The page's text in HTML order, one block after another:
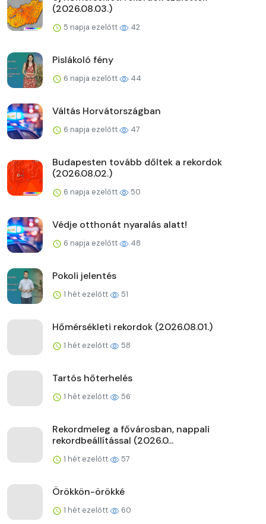
(2026.08.03.)
5 napja ezelőtt 42
Pislákoló fény
6 napja ezelőtt 44
Váltás Horvátországban
6 napja ezelőtt 47
Budapesten tovább dőltek a rekordok
(2026.08.02.)
6 napja ezelőtt 50
Védje otthonát nyaralás alatt!
6 napja ezelőtt 48
Pokoli jelentés
1 hét ezelőtt 51
Hőmérsékleti rekordok (2026.08.01.)
1 hét ezelőtt 58
Tartós hőterhelés
1 hét ezelőtt 56
Rekordmeleg a fővárosban, nappali
rekordbeállítással (2026.0...
1 hét ezelőtt 57
Örökkön-örökké
1 hét ezelőtt 60